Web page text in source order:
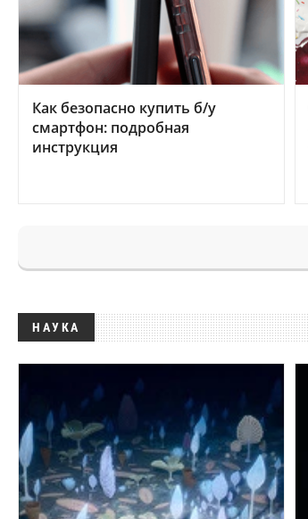
Как безопасно купить б/у
смартфон: подробная
инструкция
НАУКА